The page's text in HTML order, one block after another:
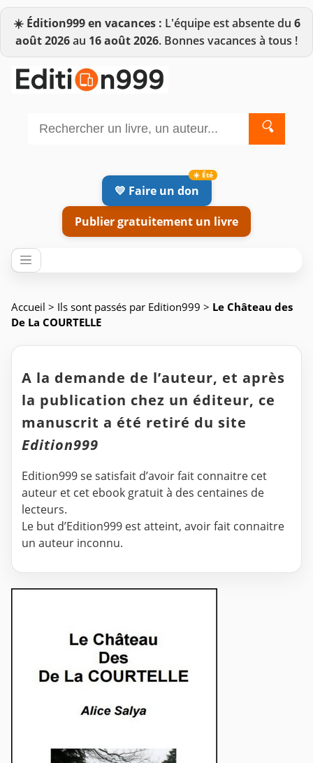
☀️ Édition999 en vacances : L'équipe est absente du 6
août 2026au 16 août 2026. Bonnes vacances à tous !
🔍
💛 Faire un don
Publier gratuitement un livre
Accueil > Ils sont passés par Edition999 > Le Château des
De La COURTELLE
A la demande de l’auteur, et après
la publication chez un éditeur, ce
manuscrit a été retiré du site
Edition999
Edition999 se satisfait d’avoir fait connaitre cet
auteur et cet ebook gratuit à des centaines de
lecteurs.
Le but d’Edition999 est atteint, avoir fait connaitre
un auteur inconnu.